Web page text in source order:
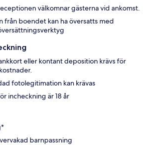
välkomnar gästerna vid ankomst.
från boendet kan ha översatts med
eller kontant deposition krävs för
fotolegitimation kan krävas
incheckning är 18 år
barnpassning